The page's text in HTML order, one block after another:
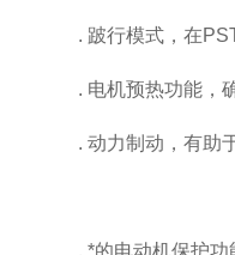
. 跛行模式，在
. 电机预热功能，确
. 动力制动，有助于
. *的电动机保护功能